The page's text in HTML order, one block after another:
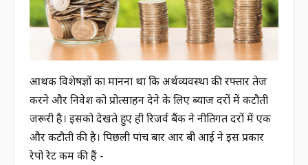
आर्थिक विशेषज्ञों का मानना था कि अर्थव्यवस्था की रफ्तार तेज
करने और निवेश को प्रोत्साहन देने के लिए ब्याज दरों में कटौती
जरूरी है। इसको देखते हुए ही रिजर्व बैंक ने नीतिगत दरों में एक
और कटौती की है। पिछली पांच बार आर बी आई ने इस प्रकार
रेपो रेट कम की हैं -